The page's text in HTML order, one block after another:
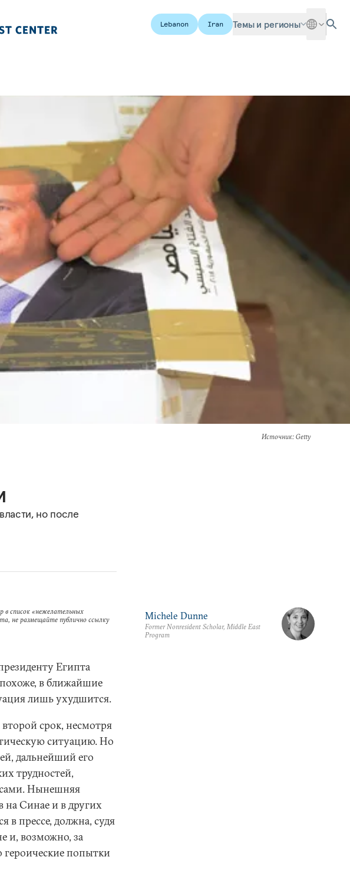
Lebanon Iran Темы и регионы
Источник: Getty
но после
в список «нежелательных
не размещайте публично ссылку
Египта
в ближайшие
лишь ухудшится.
срок, несмотря
ситуацию. Но
дальнейший его
трудностей,
Нынешняя
Синае и в других
в прессе, должна, судя
и, возможно, за
героические попытки
Michele Dunne
Former Nonresident Scholar, Middle East
Program